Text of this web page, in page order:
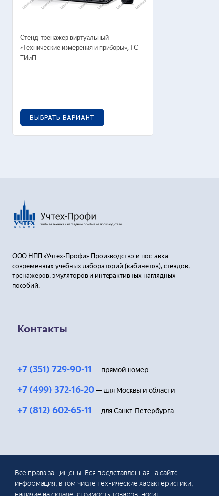
Стенд-тренажер виртуальный
«Технические измерения и приборы», ТС-
ТИиП
ВЫБРАТЬ ВАРИАНТ
ООО НПП »Учтех-Профи» Производство и поставка
современных учебных лабораторий (кабинетов), стендов,
тренажеров, эмуляторов и интерактивных наглядных
пособий.
Контакты
+7 (351) 729-90-11 — прямой номер
+7 (499) 372-16-20 — для Москвы и области
+7 (812) 602-65-11 — для Санкт-Петербурга
Все права защищены. Вся представленная на сайте
информация, в том числе технические характеристики,